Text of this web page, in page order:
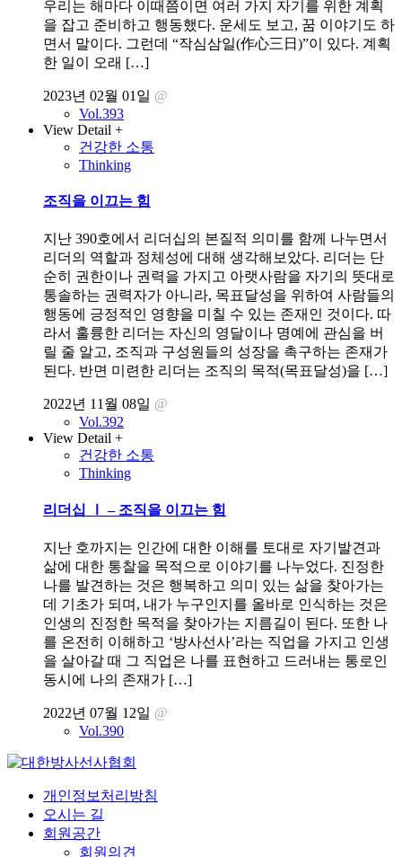
우리는 해마다 이때쯤이면 여러 가지 자기를 위한 계획
을 잡고 준비하고 행동했다. 운세도 보고, 꿈 이야기도 하
면서 말이다. 그런데 “작심삼일(作心三日)”이 있다. 계획
한 일이 오래 […]
2023년 02월 01일 @
Vol.393
View Detail +
건강한 소통
Thinking
조직을 이끄는 힘
지난 390호에서 리더십의 본질적 의미를 함께 나누면서
리더의 역할과 정체성에 대해 생각해보았다. 리더는 단
순히 권한이나 권력을 가지고 아랫사람을 자기의 뜻대로
통솔하는 권력자가 아니라, 목표달성을 위하여 사람들의
행동에 긍정적인 영향을 미칠 수 있는 존재인 것이다. 따
라서 훌륭한 리더는 자신의 영달이나 명예에 관심을 버
릴 줄 알고, 조직과 구성원들의 성장을 촉구하는 존재가
된다. 반면 미련한 리더는 조직의 목적(목표달성)을 […]
2022년 11월 08일 @
Vol.392
View Detail +
건강한 소통
Thinking
리더십 Ⅰ – 조직을 이끄는 힘
지난 호까지는 인간에 대한 이해를 토대로 자기발견과
삶에 대한 통찰을 목적으로 이야기를 나누었다. 진정한
나를 발견하는 것은 행복하고 의미 있는 삶을 찾아가는
데 기초가 되며, 내가 누구인지를 올바로 인식하는 것은
인생의 진정한 목적을 찾아가는 지름길이 된다. 또한 나
를 온전히 이해하고 ‘방사선사’라는 직업을 가지고 인생
을 살아갈 때 그 직업은 나를 표현하고 드러내는 통로인
동시에 나의 존재가 […]
2022년 07월 12일 @
Vol.390
개인정보처리방침
오시는 길
회원공간
회원의견